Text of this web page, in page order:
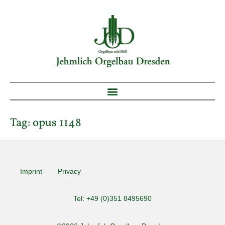
Tag: opus 1148
Imprint Privacy
Tel: +49 (0)351 8495690